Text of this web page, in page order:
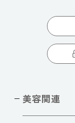
美容関連